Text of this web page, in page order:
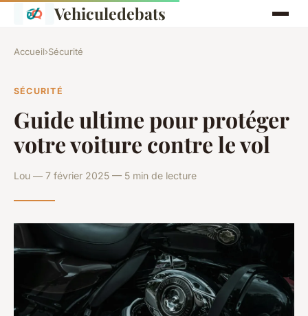
Vehiculedebats
Accueil›Sécurité
SÉCURITÉ
Guide ultime pour protéger
votre voiture contre le vol
Lou — 7 février 2025 — 5 min de lecture